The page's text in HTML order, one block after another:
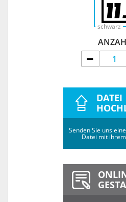
schwarz
DATEI
Senden Sie uns
Datei mit